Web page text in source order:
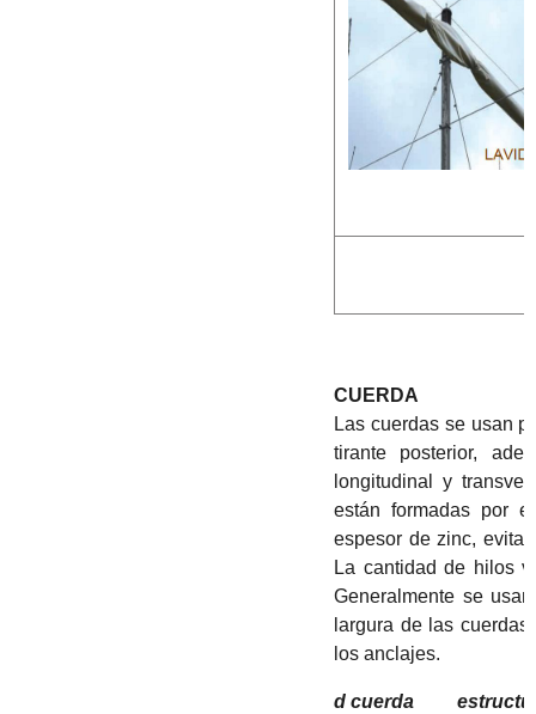
CUERDA
Las cuerdas se usan
tirante posterior,
longitudinal y
están formadas por
espesor de zinc,
La cantidad de hilos
Generalmente se
largura de las
los anclajes.
d cuerda